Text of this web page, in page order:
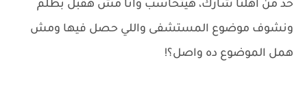
حد من أهلنا شارك، هيتحاسب وانا مش هقبل بظلم
ونشوف موضوع المستشفى واللي حصل فيها ومش
همل الموضوع ده واصل؟!